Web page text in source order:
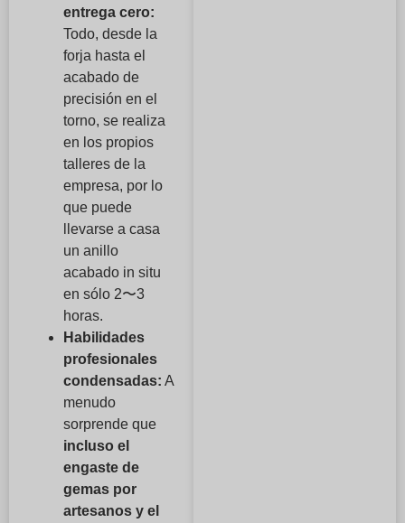
entrega cero:
Todo, desde la
forja hasta el
acabado de
precisión en el
torno, se realiza
en los propios
talleres de la
empresa, por lo
que puede
llevarse a casa
un anillo
acabado in situ
en sólo 2〜3
horas.
Habilidades
profesionales
condensadas: A
menudo
sorprende que
incluso el
engaste de
gemas por
artesanos y el